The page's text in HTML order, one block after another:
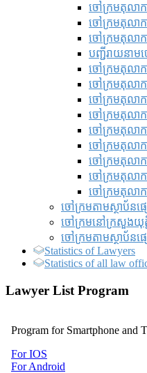
ចៅក្រមតុលាក
ចៅក្រមតុលាកា
ចៅក្រមតុលាក
បញ្ជីរាយនាម
ចៅក្រមតុលាក
ចៅក្រមតុលាកា
ចៅក្រមតុលាកា
ចៅក្រមតុលាក
ចៅក្រមតុលាក
ចៅក្រមតុលាក
ចៅក្រមតុលាក
ចៅក្រមតុលាក
ចៅក្រមតុលាកា
ចៅក្រមតាមស្ថាប័នផ្
ចៅក្រមនៅក្រសួងយុ
ចៅក្រមតាមស្ថាប័នផ្
Statistics of Lawyers
Statistics of all law
Lawyer List Program
Program for Smartphone and
For IOS
For Android